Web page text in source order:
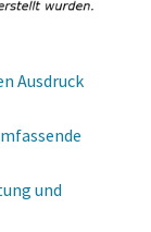
Ausdruck
und